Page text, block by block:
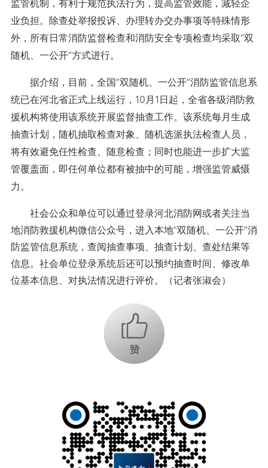
监管机制，有利于规范执法行为，提高监管效能，减轻企
业负担。除查处举报投诉、办理转办交办事项等特殊情形
外，所有日常消防监督检查和消防安全专项检查均采取“双
随机、一公开”方式进行。
据介绍，目前，全国“双随机、一公开”消防监管信息系
统已在河北省正式上线运行，10月1日起，全省各级消防救
援机构将使用该系统开展监督抽查工作。该系统每月生成
抽查计划，随机抽取检查对象、随机选派执法检查人员，
将有效避免任性检查、随意检查；同时也能进一步扩大监
管覆盖面，即任何单位都有被抽中的可能，增强监管威慑
力。
社会公众和单位可以通过登录河北消防网或者关注当
地消防救援机构微信公众号，进入本地“双随机、一公开”消
防监管信息系统，查阅抽查事项、抽查计划、查处结果等
信息。社会单位登录系统后还可以预约抽查时间、修改单
位基本信息、对执法情况进行评价。（记者张淑会）
+1